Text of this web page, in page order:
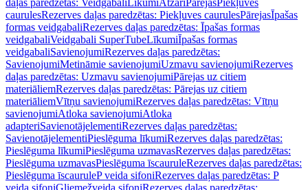
daļas paredzētas: Veidgabali LīkumiAtzari PārejasPiekļuves
caurulesRezerves daļas paredzētas: Piekļuves caurulesPārejasĪpašas
formas veidgabaliRezerves daļas paredzētas: Īpašas formas
veidgabaliVeidgabali SuperTubeLīkumiĪpašas formas
veidgabaliSavienojumiRezerves daļas paredzētas:
SavienojumiMetināmie savienojumiUzmavu savienojumiRezerves
daļas paredzētas: Uzmavu savienojumiPārejas uz citiem
materiāliemRezerves daļas paredzētas: Pārejas uz citiem
materiāliemVītņu savienojumiRezerves daļas paredzētas: Vītņu
savienojumiAtloka savienojumiAtloka
adapteriSavienotājelementiRezerves daļas paredzētas:
SavienotājelementiPieslēguma līkumiRezerves daļas paredzētas:
Pieslēguma līkumiPieslēguma uzmavasRezerves daļas paredzētas:
Pieslēguma uzmavasPieslēguma īscauruleRezerves daļas paredzētas:
Pieslēguma īscauruleP veida sifoniRezerves daļas paredzētas: P
veida sifoniGliemežveida sifoniRezerves daļas paredzētas: